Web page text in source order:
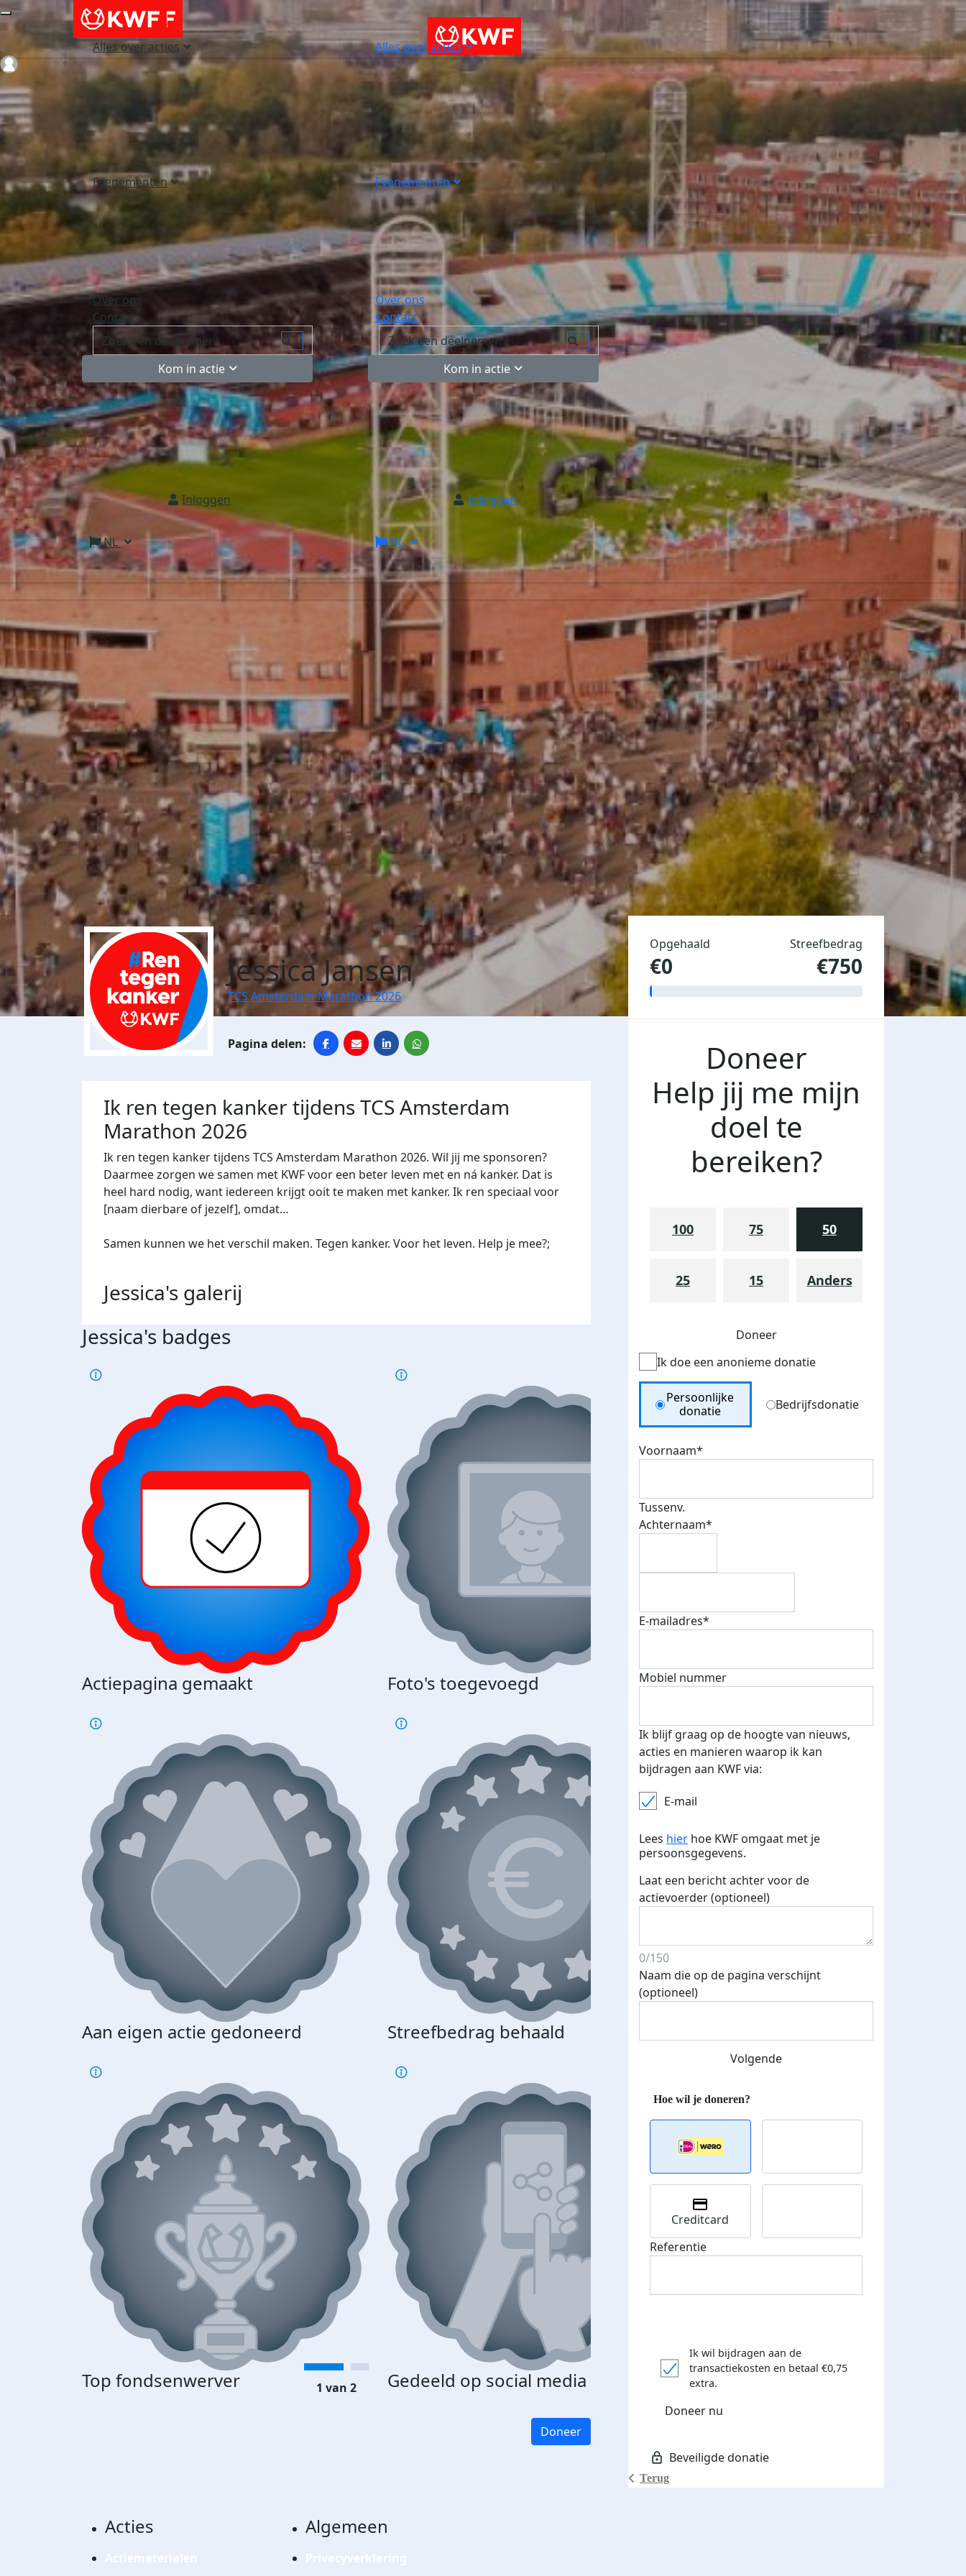
Alles over acties
Evenementen
Over ons
Contact
Kom in actie
Inloggen
NL
Alles over acties
Evenementen
Over ons
Contact
Kom in actie
Inloggen
NL
Login
Jessica Jansen
TCS Amsterdam Marathon 2026
Ik ren tegen kanker tijdens TCS Amsterdam
Marathon 2026
Ik ren tegen kanker tijdens TCS Amsterdam Marathon 2026. Wil jij me sponsoren?
Daarmee zorgen we samen met KWF voor een beter leven met en ná kanker. Dat is
heel hard nodig, want iedereen krijgt ooit te maken met kanker. Ik ren speciaal voor
[naam dierbare of jezelf], omdat…
Samen kunnen we het verschil maken. Tegen kanker. Voor het leven. Help je mee?;
Jessica's galerij
Jessica's badges
Actiepagina gemaakt Foto's toegevoegd E-mails verstuurd
Aan eigen actie gedoneerd Streefbedrag behaald
Top fondsenwerver Gedeeld op social media Donateurs bedankt
€500 euro opgehaald: t-shirt
1 van 2
Doneer
Opgehaald
€0
Streefbedrag
€750
Doneer
Help jij me mijn
doel te
bereiken?
100 75 50
25 15 Anders
Doneer
Ik doe een anonieme donatie
Donation Type
Persoonlijke
donatie
Bedrijfsdonatie
Voornaam*
Tussenv.
Achternaam*
E-mailadres*
Mobiel nummer
Ik blijf graag op de hoogte van nieuws,
acties en manieren waarop ik kan
bijdragen aan KWF via:
E-mail
Lees hier hoe KWF omgaat met je
persoonsgegevens.
Laat een bericht achter voor de
actievoerder (optioneel)
0/150
Naam die op de pagina verschijnt
(optioneel)
Volgende
Terug
Creditcard
Referentie
Ik wil bijdragen aan de
transactiekosten en betaal €0,75
extra.
Doneer nu
Acties Algemeen